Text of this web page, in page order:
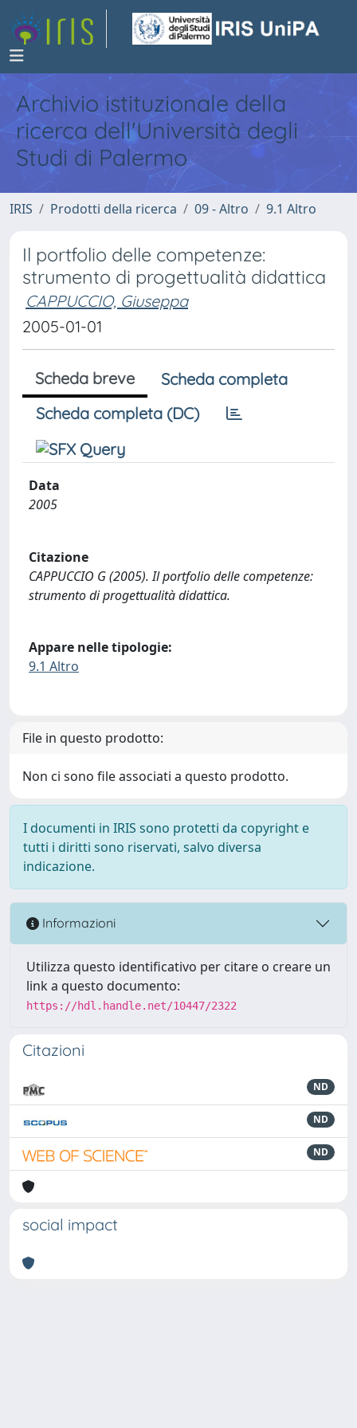
Archivio istituzionale della
ricerca dell'Università degli
Studi di Palermo
IRIS Prodotti della ricerca 09 - Altro 9.1 Altro
Il portfolio delle competenze:
strumento di progettualità didattica
CAPPUCCIO, Giuseppa
2005-01-01
Scheda breve
Scheda completa
Scheda completa (DC)
Data
2005
Citazione
CAPPUCCIO G (2005). Il portfolio delle competenze:
strumento di progettualità didattica.
Appare nelle tipologie:
9.1 Altro
File in questo prodotto:
Non ci sono file associati a questo prodotto.
I documenti in IRIS sono protetti da copyright e
tutti i diritti sono riservati, salvo diversa
indicazione.
Informazioni
Utilizza questo identificativo per citare o creare un
link a questo documento:
https://hdl.handle.net/10447/2322
Citazioni
ND
ND
ND
social impact